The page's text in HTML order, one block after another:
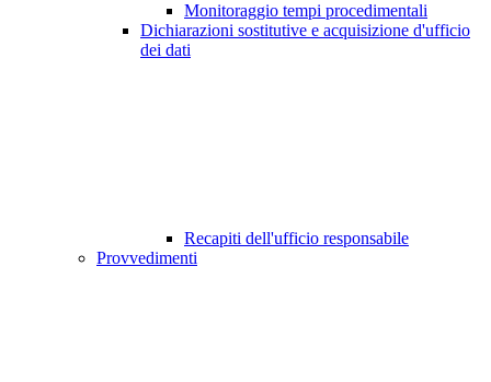
Monitoraggio tempi procedimentali
Dichiarazioni sostitutive e acquisizione d'ufficio
dei dati
Recapiti dell'ufficio responsabile
Provvedimenti